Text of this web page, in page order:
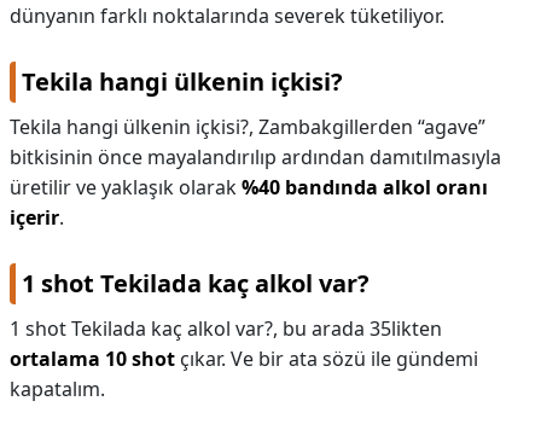
dünyanın farklı noktalarında severek tüketiliyor.
Tekila hangi ülkenin içkisi?
Tekila hangi ülkenin içkisi?, Zambakgillerden “agave”
bitkisinin önce mayalandırılıp ardından damıtılmasıyla
üretilir ve yaklaşık olarak%40 bandında alkol oranı
içerir.
1 shot Tekilada kaç alkol var?
1 shot Tekilada kaç alkol var?, bu arada 35likten
ortalama 10 shot çıkar. Ve bir ata sözü ile gündemi
kapatalım.